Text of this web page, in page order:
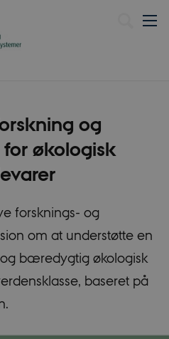
og
økologisk
forsknings- og
om at understøtte en
bæredygtig økologisk
baseret på